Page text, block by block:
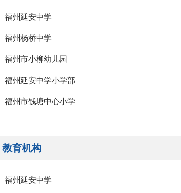
福州延安中学
福州杨桥中学
福州市小柳幼儿园
福州延安中学小学部
福州市钱塘中心小学
教育机构
福州延安中学